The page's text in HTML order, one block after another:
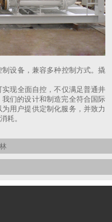
设备，兼容多种控制方式。撬
现全面自控，不仅满足普通井
们的设计和制造完全符合国际
用户提供定制化服务，并致力
耗。